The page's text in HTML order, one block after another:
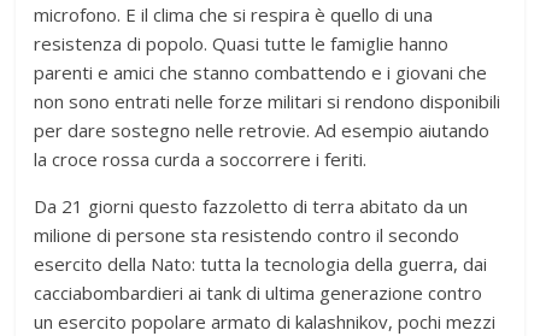
microfono. E il clima che si respira è quello di una
resistenza di popolo. Quasi tutte le famiglie hanno
parenti e amici che stanno combattendo e i giovani che
non sono entrati nelle forze militari si rendono disponibili
per dare sostegno nelle retrovie. Ad esempio aiutando
la croce rossa curda a soccorrere i feriti.
Da 21 giorni questo fazzoletto di terra abitato da un
milione di persone sta resistendo contro il secondo
esercito della Nato: tutta la tecnologia della guerra, dai
cacciabombardieri ai tank di ultima generazione contro
un esercito popolare armato di kalashnikov, pochi mezzi